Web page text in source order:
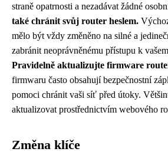
straně opatrnosti a nezadávat žádné
také chránit svůj router heslem.
mělo být vždy změněno na silné a
zabránit neoprávněnému přístupu k
Pravidelně aktualizujte firmware
firmwaru často obsahují bezpečnostní
pomoci chránit vaši síť před útoky.
aktualizovat prostřednictvím webového
Změna klíče